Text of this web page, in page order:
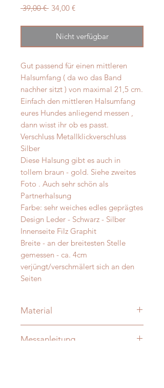
39,00 € Standardpreis
34,00 €Sale-
Nicht verfügbar
Gut passend für einen mittleren
Halsumfang ( da wo das Band
nachher sitzt ) von maximal 21,5 cm.
Einfach den mittleren Halsumfang
eures Hundes anliegend messen ,
dann wisst ihr ob es passt.
Verschluss Metallklickverschluss
Silber
Diese Halsung gibt es auch in
tollem braun - gold. Siehe zweites
Foto . Auch sehr schön als
Partnerhalsung
Farbe: sehr weiches edles geprägtes
Design Leder - Schwarz - Silber
Innenseite Filz Graphit
Breite - an der breitesten Stelle
gemessen - ca. 4cm
verjüngt/verschmälert sich an den
Seiten
Material
Verzierung: je nach Modell:
Messanleitung